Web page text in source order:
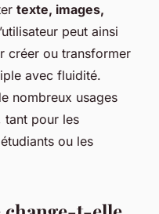
texte, images,
peut ainsi
créer ou transformer
avec fluidité.
nombreux usages
tant pour les
ou les